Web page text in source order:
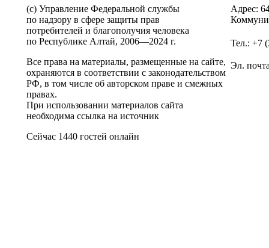
(c) Управление Федеральной службы
по надзору в сфере защиты прав
потребителей и благополучия человека
по Республике Алтай, 2006—2024 г.
Все права на материалы, размещенные на сайте,
охраняются в соответствии с законодательством
РФ, в том числе об авторском праве и смежных
правах.
При использовании материалов сайта
необходима ссылка на источник
Сейчас 1440 гостей онлайн
Адрес:
Тел.: +7
Эл.